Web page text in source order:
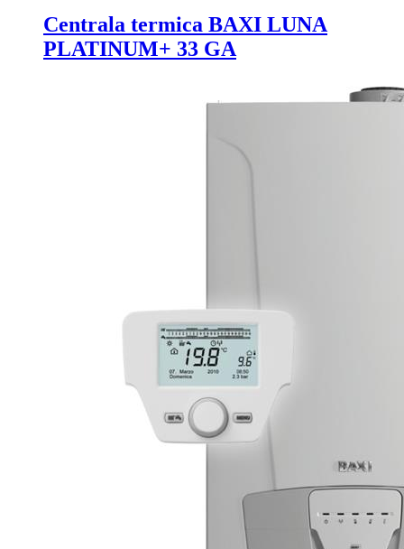
Centrala termica BAXI LUNA
PLATINUM+ 33 GA